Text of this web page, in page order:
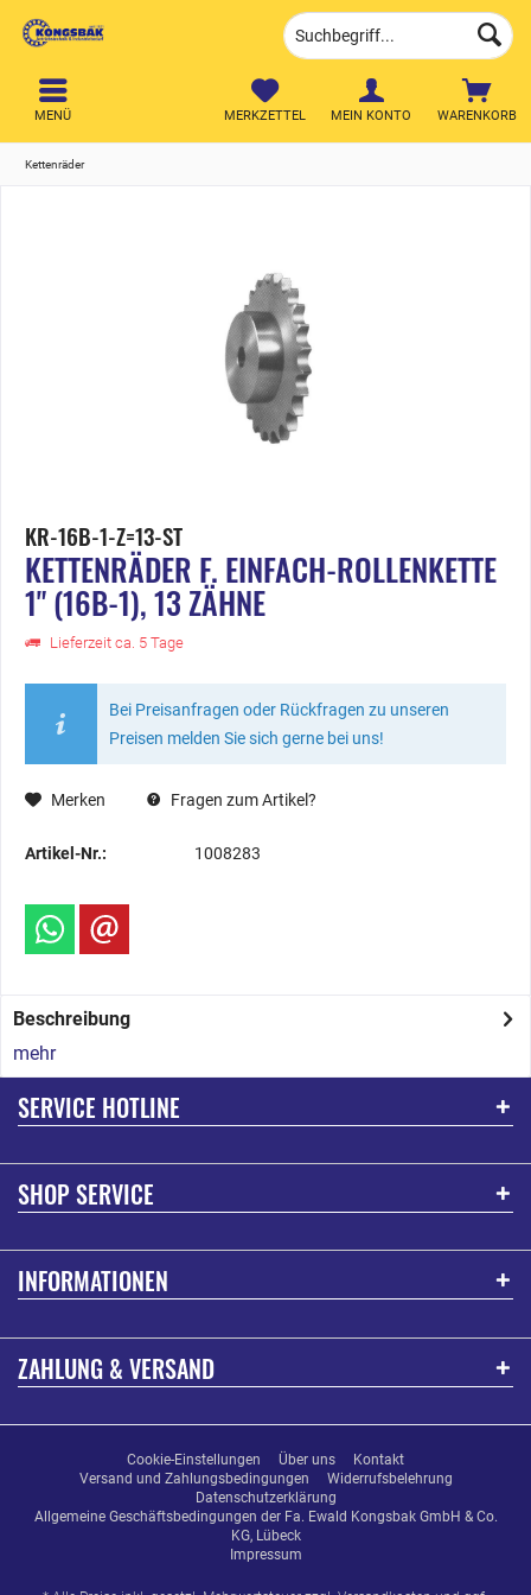
WARENKORB
MERKZETTEL MEIN KONTO
MENÜ
Kettenräder
KR-16B-1-Z=13-ST
KETTENRÄDER F. EINFACH-ROLLENKETTE
1" (16B-1), 13 ZÄHNE
Lieferzeit ca. 5 Tage
Bei Preisanfragen oder Rückfragen zu unseren
Preisen melden Sie sich gerne bei uns!
Merken Fragen zum Artikel?
Artikel-Nr.: 1008283
Beschreibung
mehr
SERVICE HOTLINE
SHOP SERVICE
INFORMATIONEN
ZAHLUNG & VERSAND
Cookie-Einstellungen Über uns
Kontakt
Versand und Zahlungsbedingungen
Widerrufsbelehrung
Datenschutzerklärung
Allgemeine Geschäftsbedingungen der Fa. Ewald Kongsbak GmbH & Co.
KG, Lübeck
Impressum